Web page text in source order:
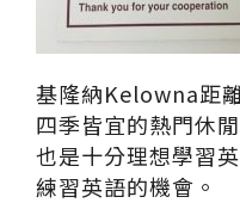
基隆納Kelowna距
四季皆宜的熱門休
也是十分理想學習
練習英語的機會。